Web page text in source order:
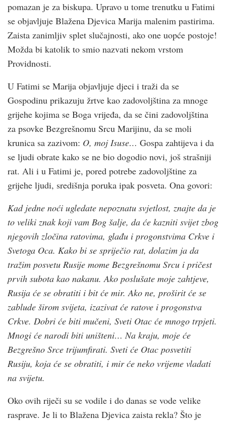
pomazan je za biskupa. Upravo u tome trenutku u Fatimi
se objavljuje Blažena Djevica Marija malenim pastirima.
Zaista zanimljiv splet slučajnosti, ako one uopće postoje!
Možda bi katolik to smio nazvati nekom vrstom
Providnosti.
U Fatimi se Marija objavljuje djeci i traži da se
Gospodinu prikazuju žrtve kao zadovoljština za mnoge
grijehe kojima se Boga vrijeđa, da se čini zadovoljština
za psovke Bezgrešnomu Srcu Marijinu, da se moli
krunica sa zazivom: O, moj Isuse… Gospa zahtijeva i da
se ljudi obrate kako se ne bio dogodio novi, još strašniji
rat. Ali i u Fatimi je, pored potrebe zadovoljštine za
grijehe ljudi, središnja poruka ipak posveta. Ona govori:
Kad jedne noći ugledate nepoznatu svjetlost, znajte da je
to veliki znak koji vam Bog šalje, da će kazniti svijet zbog
njegovih zločina ratovima, glađu i progonstvima Crkve i
Svetoga Oca. Kako bi se spriječio rat, dolazim ja da
tražim posvetu Rusije mome Bezgrešnomu Srcu i pričest
prvih subota kao nakanu. Ako poslušate moje zahtjeve,
Rusija će se obratiti i bit će mir. Ako ne, proširit će se
zablude širom svijeta, izazivat će ratove i progonstva
Crkve. Dobri će biti mučeni, Sveti Otac će mnogo trpjeti.
Mnogi će narodi biti uništeni… Na kraju, moje će
Bezgrešno Srce trijumfirati. Sveti će Otac posvetiti
Rusiju, koja će se obratiti, i mir će neko vrijeme vladati
na svijetu.
Oko ovih riječi su se vodile i do danas se vode velike
rasprave. Je li to Blažena Djevica zaista rekla? Što je